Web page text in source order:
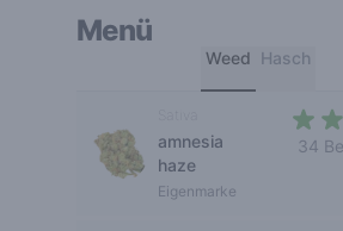
Menü
Weed Hasch
amnesia
haze
Eigenmarke
34